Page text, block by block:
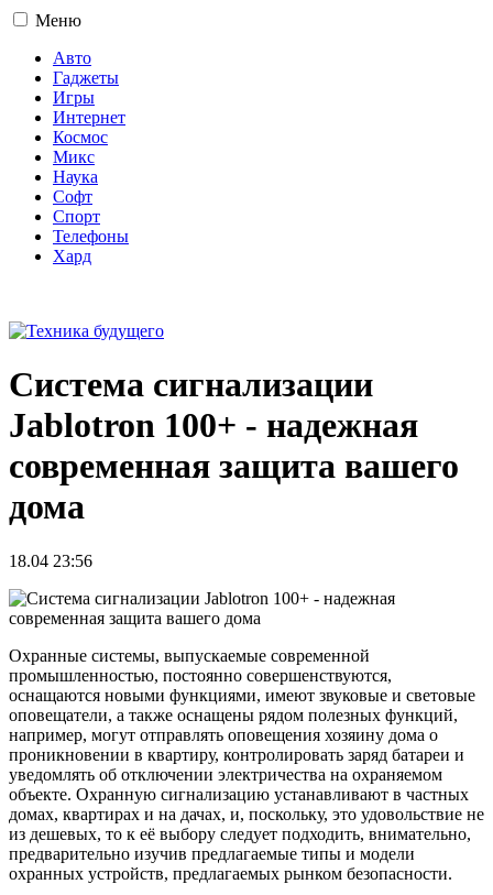
Меню
Авто
Гаджеты
Игры
Интернет
Космос
Микс
Наука
Софт
Спорт
Телефоны
Хард
Система сигнализации
Jablotron 100+ - надежная
современная защита вашего
дома
18.04 23:56
Охранные системы, выпускаемые современной
промышленностью, постоянно совершенствуются,
оснащаются новыми функциями, имеют звуковые и световые
оповещатели, а также оснащены рядом полезных функций,
например, могут отправлять оповещения хозяину дома о
проникновении в квартиру, контролировать заряд батареи и
уведомлять об отключении электричества на охраняемом
объекте. Охранную сигнализацию устанавливают в частных
домах, квартирах и на дачах, и, поскольку, это удовольствие не
из дешевых, то к её выбору следует подходить, внимательно,
предварительно изучив предлагаемые типы и модели
охранных устройств, предлагаемых рынком безопасности.